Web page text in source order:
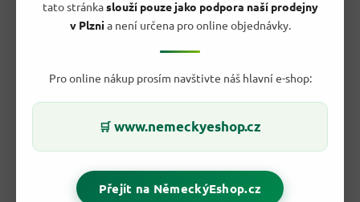
tato stránkaslouží pouze jako podpora naší prodejny
v Plznia není určena pro online objednávky.
Pro online nákup prosím navštivte náš hlavní e-shop:
🛒 www.nemeckyeshop.cz
Přejít na NěmeckýEshop.cz